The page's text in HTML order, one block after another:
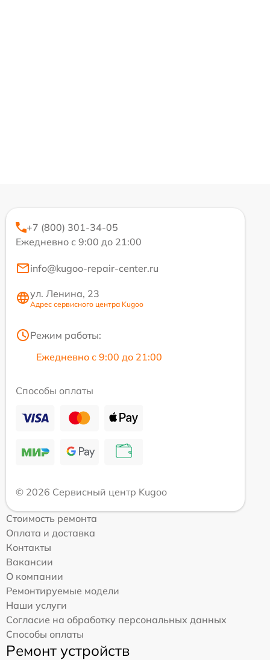
+7 (800) 301-34-05
Ежедневно с 9:00 до 21:00
info@kugoo-repair-center.ru
ул. Ленина, 23
Адрес сервисного центра Kugoo
Режим работы:
Ежедневно с 9:00 до 21:00
Способы оплаты
© 2026 Сервисный центр Kugoo
Стоимость ремонта
Оплата и доставка
Контакты
Вакансии
О компании
Ремонтируемые модели
Наши услуги
Согласие на обработку персональных данных
Способы оплаты
Ремонт устройств